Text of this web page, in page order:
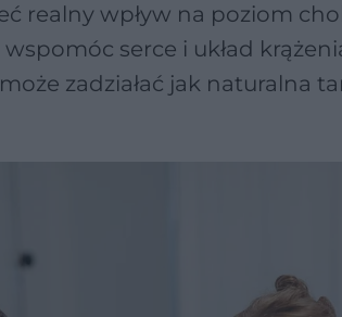
realny wpływ na poziom
serce i układ
zadziałać jak naturalna